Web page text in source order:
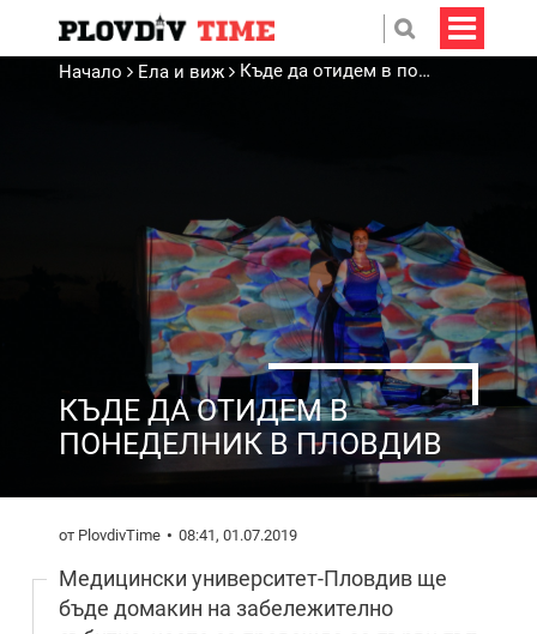
Начало Ела и виж Къде да отидем в понеделник в Пловдив
КЪДЕ ДА ОТИДЕМ В
ПОНЕДЕЛНИК В ПЛОВДИВ
от PlovdivTime 08:41, 01.07.2019
Медицински университет-Пловдив ще
бъде домакин на забележително